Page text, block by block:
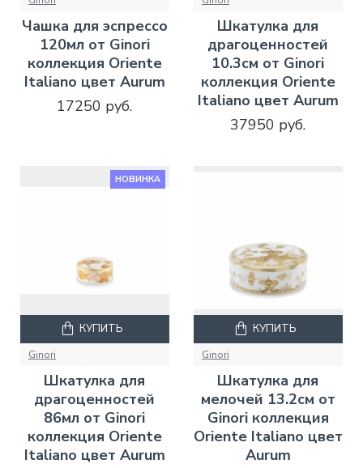
Чашка для эспрессо
120мл от Ginori
коллекция Oriente
Italiano цвет Aurum
17250 руб.
Шкатулка для
драгоценностей
10.3см от Ginori
коллекция Oriente
Italiano цвет Aurum
37950 руб.
НОВИНКА
Ginori
Шкатулка для
драгоценностей
86мл от Ginori
коллекция Oriente
Italiano цвет Aurum
КУПИТЬ
Ginori
Шкатулка для
мелочей 13.2см от
Ginori коллекция
Oriente Italiano цвет
Aurum
КУПИТЬ